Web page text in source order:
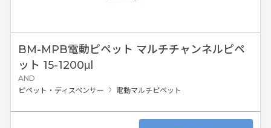
BM-MPB電動ピペット マルチチャンネルピペ
ット 15-1200μl
AND
ピペット・ディスペンサー
電動マルチピペット